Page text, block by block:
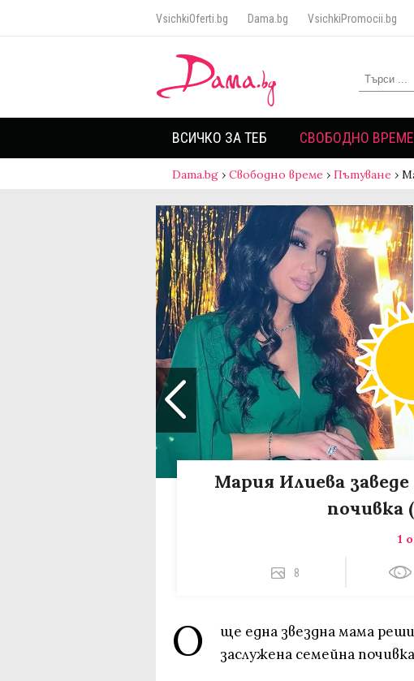
VsichkiOferti.bg Dama.bg VsichkiPromocii.bg
ВСИЧКО ЗА ТЕБ СВОБОДНО ВРЕМЕ
Dama.bg › Свободно време › Пътуване ›
Мария Илиева
1
8
О
ще една звездна мама
заслужена семейна